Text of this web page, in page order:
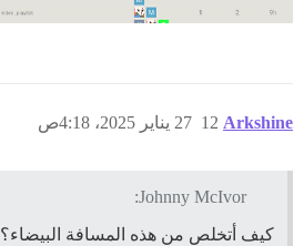
Arkshine 27 يناير 2025، 4:18ص 12
Johnny McIvor:
كيف أتخلص من هذه المسافة البيضاء؟